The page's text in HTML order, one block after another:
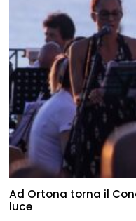
Ad Ortona torna il
luce